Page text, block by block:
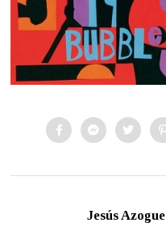
Jesús Azogue